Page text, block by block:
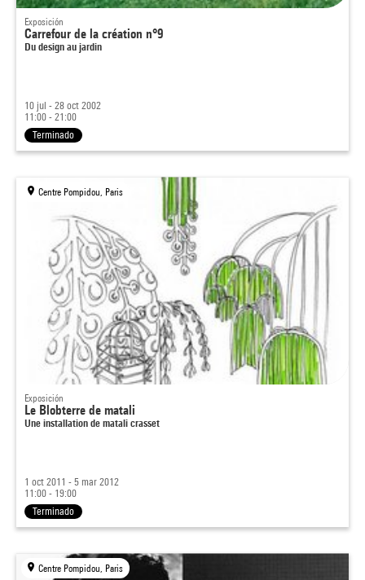
Exposición
Carrefour de la création n°9
Du design au jardin
10 jul - 28 oct 2002
11:00 - 21:00
Terminado
Centre Pompidou, Paris
Exposición
Le Blobterre de matali
Une installation de matali crasset
1 oct 2011 - 5 mar 2012
11:00 - 19:00
Terminado
Centre Pompidou, Paris